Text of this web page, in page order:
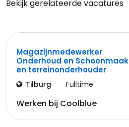
Bekijk gerelateerde vacatures
Magazijnmedewerker
Onderhoud en Schoonmaak
en terreinonderhouder
Tilburg Fulltime
Werken bij Coolblue